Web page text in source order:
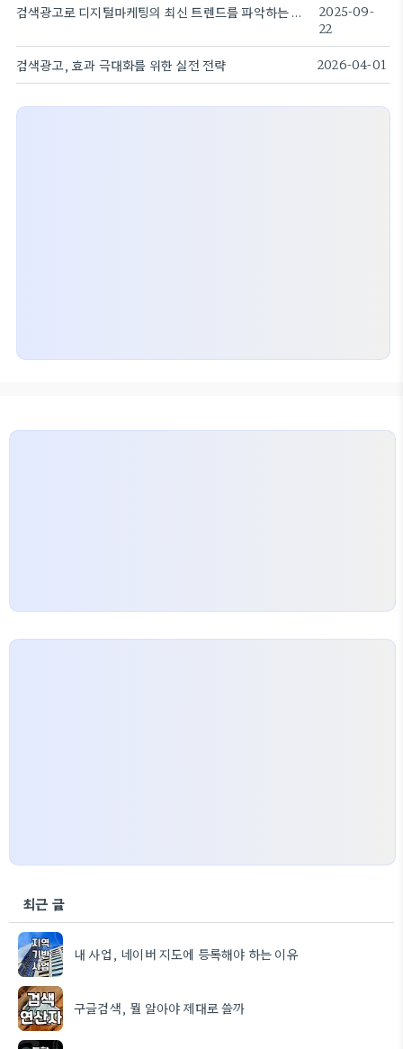
검색광고로 디지털마케팅의 최신 트렌드를 파악하는 방법
2025-09-
22
검색광고, 효과 극대화를 위한 실전 전략 2026-04-01
최근 글
내 사업, 네이버 지도에 등록해야 하는 이유
구글검색, 뭘 알아야 제대로 쓸까